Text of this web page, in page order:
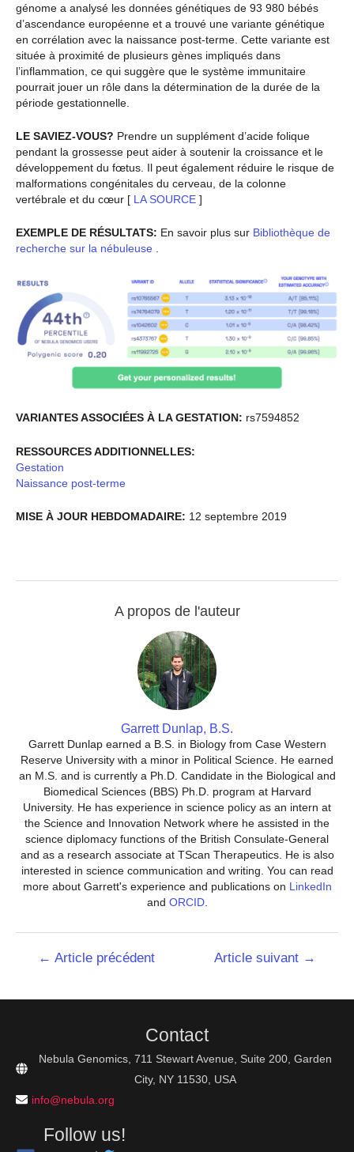
génome a analysé les données génétiques de 93 980 bébés
d’ascendance européenne et a trouvé une variante génétique
en corrélation avec la naissance post-terme. Cette variante est
située à proximité de plusieurs gènes impliqués dans
l’inflammation, ce qui suggère que le système immunitaire
pourrait jouer un rôle dans la détermination de la durée de la
période gestationnelle.
LE SAVIEZ-VOUS? Prendre un supplément d’acide folique
pendant la grossesse peut aider à soutenir la croissance et le
développement du fœtus. Il peut également réduire le risque de
malformations congénitales du cerveau, de la colonne
vertébrale et du cœur [ LA SOURCE ]
EXEMPLE DE RÉSULTATS: En savoir plus sur Bibliothèque de
recherche sur la nébuleuse .
VARIANTES ASSOCIÉES À LA GESTATION: rs7594852
RESSOURCES ADDITIONNELLES:
Gestation
Naissance post-terme
MISE À JOUR HEBDOMADAIRE: 12 septembre 2019
A propos de l'auteur
Garrett Dunlap, B.S.
Garrett Dunlap earned a B.S. in Biology from Case Western
Reserve University with a minor in Political Science. He earned
an M.S. and is currently a Ph.D. Candidate in the Biological and
Biomedical Sciences (BBS) Ph.D. program at Harvard
University. He has experience in science policy as an intern at
the Science and Innovation Network where he assisted in the
science diplomacy functions of the British Consulate-General
and as a research associate at TScan Therapeutics. He is also
interested in science communication and writing. You can read
more about Garrett's experience and publications on LinkedIn
and ORCID.
Navigation
← Article précédent Article suivant →
Contact
Nebula Genomics, 711 Stewart Avenue, Suite 200, Garden
City, NY 11530, USA
info@nebula.org
Follow us!